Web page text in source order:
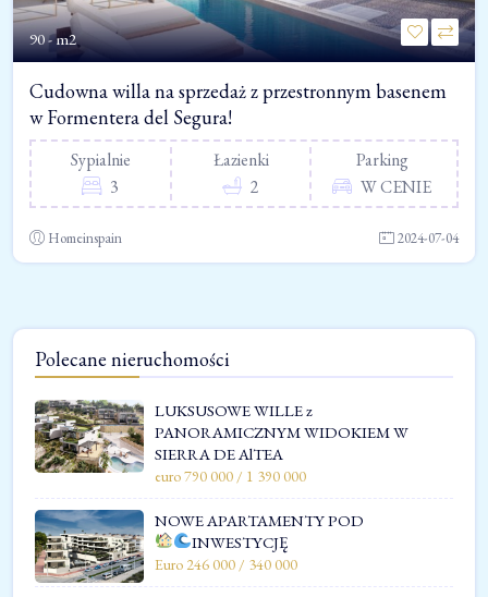
90 - m2
Cudowna willa na sprzedaż z przestronnym basenem
w Formentera del Segura!
Sypialnie
3
Łazienki
2
Parking
W CENIE
Homeinspain 2024-07-04
Polecane nieruchomości
LUKSUSOWE WILLE z
PANORAMICZNYM WIDOKIEM W
SIERRA DE AlTEA
euro 790 000 / 1 390 000
NOWE APARTAMENTY POD
INWESTYCJĘ
Euro 246 000 / 340 000